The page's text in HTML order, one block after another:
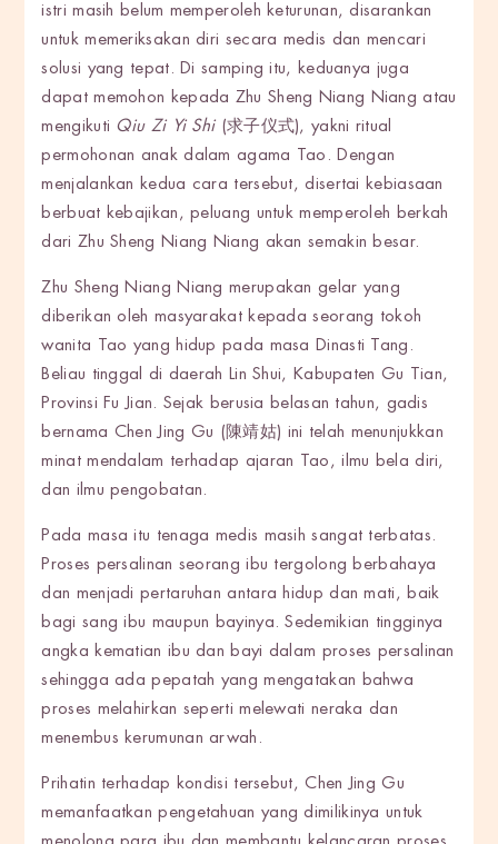
istri masih belum memperoleh keturunan, disarankan
untuk memeriksakan diri secara medis dan mencari
solusi yang tepat. Di samping itu, keduanya juga
dapat memohon kepada Zhu Sheng Niang Niang atau
mengikuti Qiu Zi Yi Shi (求子仪式), yakni ritual
permohonan anak dalam agama Tao. Dengan
menjalankan kedua cara tersebut, disertai kebiasaan
berbuat kebajikan, peluang untuk memperoleh berkah
dari Zhu Sheng Niang Niang akan semakin besar.
Zhu Sheng Niang Niang merupakan gelar yang
diberikan oleh masyarakat kepada seorang tokoh
wanita Tao yang hidup pada masa Dinasti Tang.
Beliau tinggal di daerah Lin Shui, Kabupaten Gu Tian,
Provinsi Fu Jian. Sejak berusia belasan tahun, gadis
bernama Chen Jing Gu (陳靖姑) ini telah menunjukkan
minat mendalam terhadap ajaran Tao, ilmu bela diri,
dan ilmu pengobatan.
Pada masa itu tenaga medis masih sangat terbatas.
Proses persalinan seorang ibu tergolong berbahaya
dan menjadi pertaruhan antara hidup dan mati, baik
bagi sang ibu maupun bayinya. Sedemikian tingginya
angka kematian ibu dan bayi dalam proses persalinan
sehingga ada pepatah yang mengatakan bahwa
proses melahirkan seperti melewati neraka dan
menembus kerumunan arwah.
Prihatin terhadap kondisi tersebut, Chen Jing Gu
memanfaatkan pengetahuan yang dimilikinya untuk